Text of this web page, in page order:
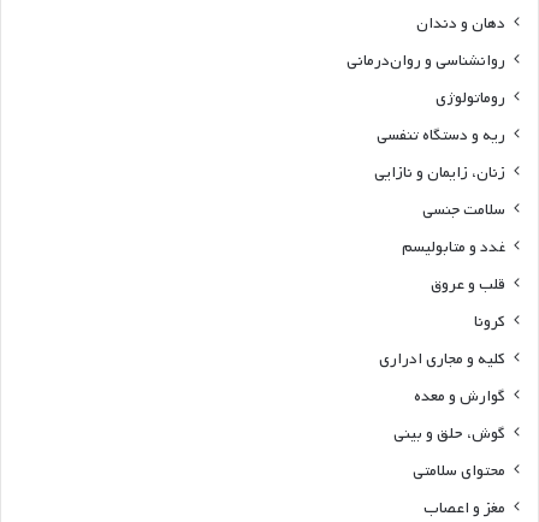
دهان و دندان
روانشناسی و روان‌درمانی
روماتولوژی
ریه و دستگاه تنفسی
زنان، زایمان و نازایی
سلامت جنسی
غدد و متابولیسم
قلب و عروق
کرونا
کلیه و مجاری ادراری
گوارش و معده
گوش، حلق و بینی
محتوای سلامتی
مغز و اعصاب